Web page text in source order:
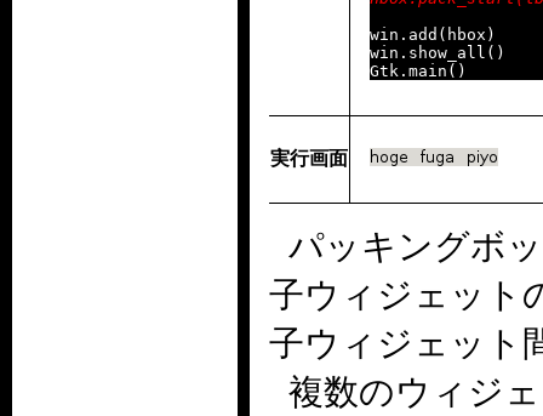
win.add(hbox)
win.show_all()
実行画面
パッキングボ
子ウィジェット
子ウィジェット
複数のウィジ